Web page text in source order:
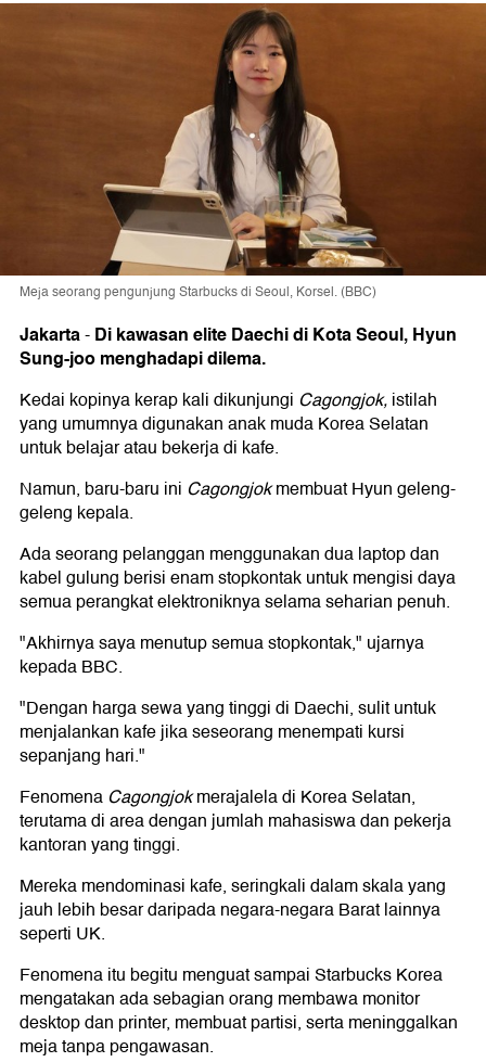
Meja seorang pengunjung Starbucks di Seoul, Korsel. (BBC)
Jakarta-Di kawasan elite Daechi di Kota Seoul, Hyun
Sung-joo menghadapi dilema.
Kedai kopinya kerap kali dikunjungi Cagongjok,istilah
yang umumnya digunakan anak muda Korea Selatan
untuk belajar atau bekerja di kafe.
Namun, baru-baru ini Cagongjokmembuat Hyun geleng-
geleng kepala.
Ada seorang pelanggan menggunakan dua laptop dan
kabel gulung berisi enam stopkontak untuk mengisi daya
semua perangkat elektroniknya selama seharian penuh.
"Akhirnya saya menutup semua stopkontak," ujarnya
kepada BBC.
"Dengan harga sewa yang tinggi di Daechi, sulit untuk
menjalankan kafe jika seseorang menempati kursi
sepanjang hari."
FenomenaCagongjokmerajalela di Korea Selatan,
terutama di area dengan jumlah mahasiswa dan pekerja
kantoran yang tinggi.
Mereka mendominasi kafe, seringkali dalam skala yang
jauh lebih besar daripada negara-negara Barat lainnya
seperti UK.
Fenomena itu begitu menguat sampai Starbucks Korea
mengatakan ada sebagian orang membawa monitor
desktop dan printer, membuat partisi, serta meninggalkan
meja tanpa pengawasan.